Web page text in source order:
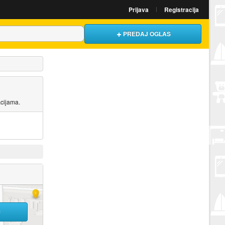
Prijava Registracija
PREDAJ OGLAS